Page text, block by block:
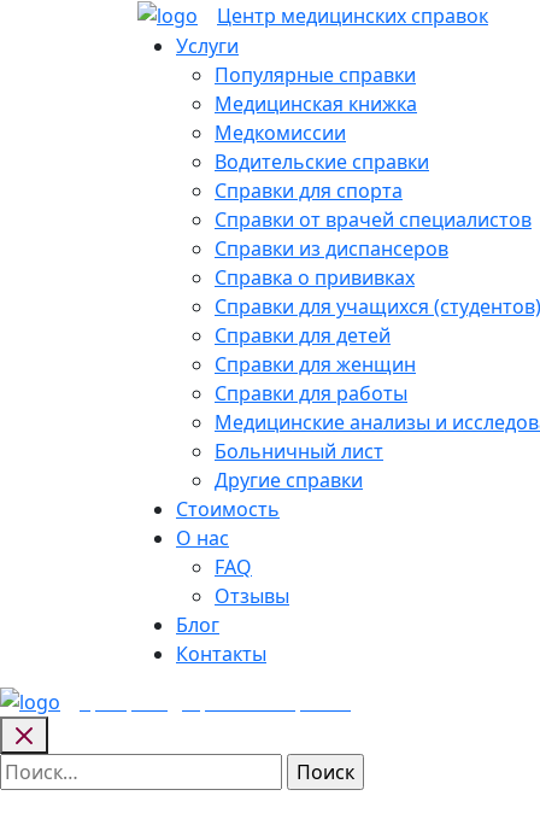
Центр медицинскихсправок
Услуги
Популярные справки
Медицинская книжка
Медкомиссии
Водительские справки
Справки для спорта
Справки от врачей специалистов
Справки из диспансеров
Справка о прививках
Справки для учащихся (студентов)
Справки для детей
Справки для женщин
Справки для работы
Медицинские анализы и
Больничный лист
Другие справки
Стоимость
О нас
FAQ
Отзывы
Блог
Контакты
Найти: